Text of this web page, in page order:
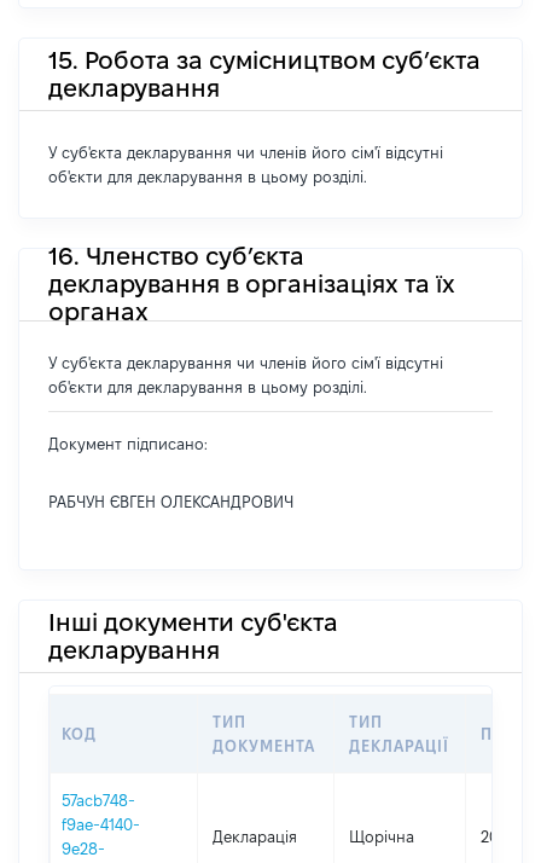
15. Робота за сумісництвом суб’єкта
декларування
У суб'єкта декларування чи членів його сім'ї відсутні
об'єкти для декларування в цьому розділі.
16. Членство суб’єкта
декларування в організаціях та їх
органах
У суб'єкта декларування чи членів його сім'ї відсутні
об'єкти для декларування в цьому розділі.
Документ підписано:
РАБЧУН ЄВГЕН ОЛЕКСАНДРОВИЧ
Інші документи суб'єкта
декларування
КОД
ТИП
ДОКУМЕНТА
ТИП
ДЕКЛАРАЦІЇ
57acb748-
f9ae-4140-
9e28-
Декларація Щорічна 2025